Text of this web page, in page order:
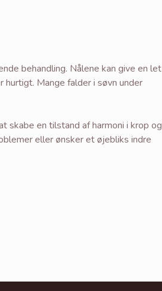
behandling. Nålene kan give en let
Mange falder i søvn under
en tilstand af harmoni i krop og
eller ønsker et øjebliks indre